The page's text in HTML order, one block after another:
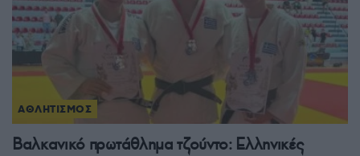
ΑΘΛΗΤΙΣΜΟΣ
Βαλκανικό πρωτάθλημα τζούντο: Ελληνικές